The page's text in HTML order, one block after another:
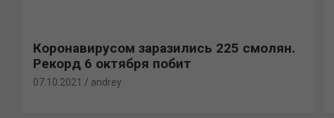
Коронавирусом заразились 225 смолян.
Рекорд 6 октября побит
07.10.2021 andrey